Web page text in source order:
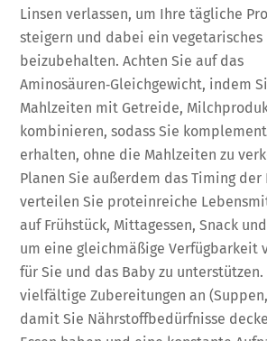
Linsen verlassen, um Ihre tägliche
steigern und dabei ein vegetarisches
beizubehalten. Achten Sie auf das
Aminosäuren‑Gleichgewicht, indem
Mahlzeiten mit Getreide,
kombinieren, sodass Sie
erhalten, ohne die Mahlzeiten zu
Planen Sie außerdem das Timing
verteilen Sie proteinreiche
auf Frühstück, Mittagessen, Snack
um eine gleichmäßige Verfügbarkeit
für Sie und das Baby zu
vielfältige Zubereitungen an
damit Sie Nährstoffbedürfnisse